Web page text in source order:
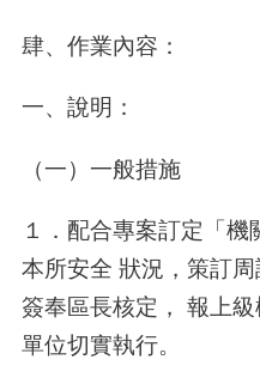
肆、作業內容：
一、說明：
（一）一般措施
１．配合專案訂定「機
本所安全 狀況，策訂
簽奉區長核定， 報上
單位切實執行。